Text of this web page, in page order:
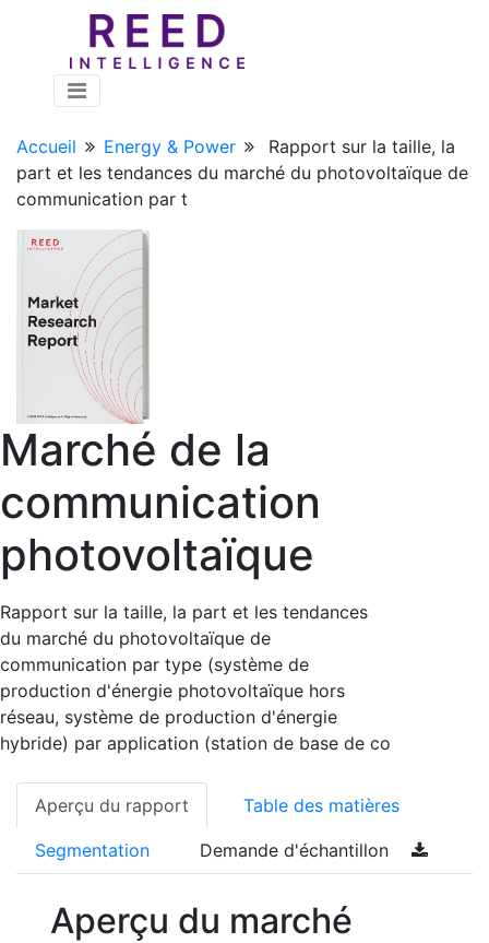
Accueil Energy & Power
Rapport sur la taille, la
part et les tendances du marché du photovoltaïque de
communication par t
Marché de la
communication
photovoltaïque
Rapport sur la taille, la part et les tendances
du marché du photovoltaïque de
communication par type (système de
production d'énergie photovoltaïque hors
réseau, système de production d'énergie
hybride) par application (station de base de co
Aperçu du rapport Table des matières
Segmentation Demande d'échantillon
Aperçu du marché